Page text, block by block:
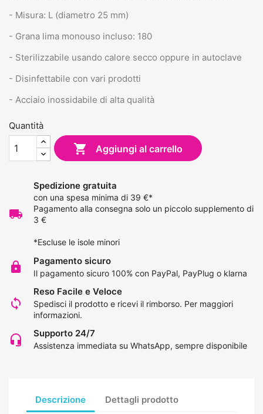
- Misura: L (diametro 25 mm)
- Grana lima monouso incluso: 180
- Sterilizzabile usando calore secco oppure in autoclave
- Disinfettabile con vari prodotti
- Acciaio inossidabile di alta qualità
Quantità
 Aggiungi al carrello
local_shipping
Spedizione gratuita
con una spesa minima di 39 €*
Pagamento alla consegna solo un piccolo supplemento di
3 €
*Escluse le isole minori
lock Pagamento sicuro
Il pagamento sicuro 100% con PayPal, PayPlug o klarna
loop
Reso Facile e Veloce
Spedisci il prodotto e ricevi il rimborso. Per maggiori
informazioni.
headset_mic Supporto 24/7
Assistenza immediata su WhatsApp, sempre disponibile
Descrizione Dettagli prodotto